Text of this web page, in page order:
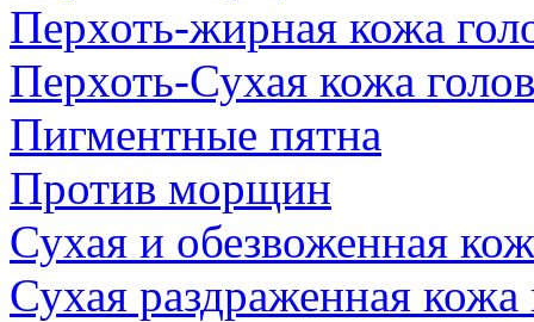
Перхоть-жирная кожа
Перхоть-Сухая кожа
Пигментные пятна
Против морщин
Сухая и обезвоженная
Сухая раздраженная кожа